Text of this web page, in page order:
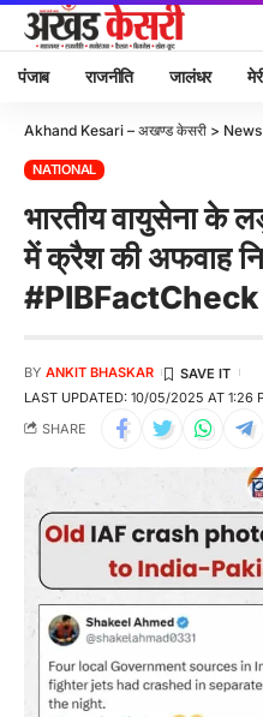
पंजाब राजनीति जालंधर
Akhand Kesari – अखण्ड केसरी > News
NATIONAL
भारतीय वायुसेना के
में क्रैश की अफवाह
#PIBFactCheck
LAST UPDATED: 10/05/2025 AT 1:26
BY ANKIT BHASKAR
SHARE